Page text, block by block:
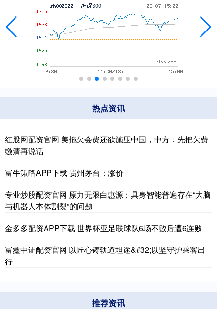
热点资讯
红股网配资官网 美拖欠会费还欲施压中国，中方：先把欠费
缴清再说话
富牛策略APP下载 贵州茅台：涨价
专业炒股配资官网 原力无限白惠源：具身智能普遍存在“大脑
与机器人本体割裂”的问题
金多多配资APP下载 世界杯亚足联球队6场不败后遭6连败
富鑫中证配资官网 以匠心铸轨道坦途&#32;以坚守护乘客出
行
推荐资讯